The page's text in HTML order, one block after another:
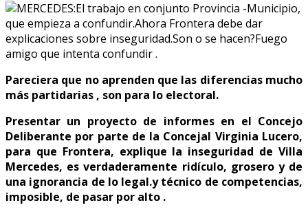
Pareciera que no aprenden que las diferencias mucho
más partidarias , son para lo electoral.
Presentar un proyecto de informes en el Concejo
Deliberante por parte de la Concejal Virginia Lucero,
para que Frontera, explique la inseguridad de Villa
Mercedes, es verdaderamente ridículo, grosero y de
una ignorancia de lo legal.y técnico de competencias,
imposible, de pasar por alto .